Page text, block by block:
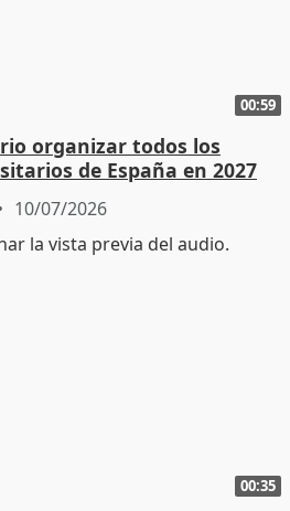
00:59
organizar todos los
de España en 2027
10/07/2026
00:35